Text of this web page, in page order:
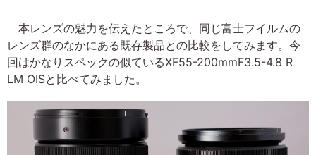
本レンズの魅力を伝えたところで、同じ富士フイルムの
レンズ群のなかにある既存製品との比較をしてみます。今
回はかなりスペックの似ているXF55-200mmF3.5-4.8 R
LM OISと比べてみました。